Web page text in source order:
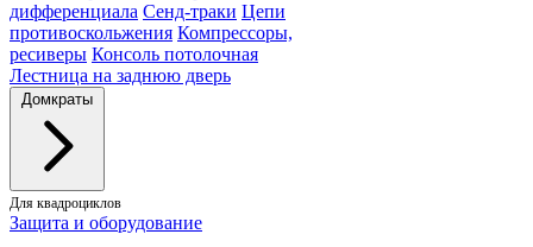
дифференциала Сенд-траки Цепи
противоскольжения Компрессоры,
ресиверы Консоль потолочная
Лестница на заднюю дверь
Домкраты
Для квадроциклов
Защита и оборудование